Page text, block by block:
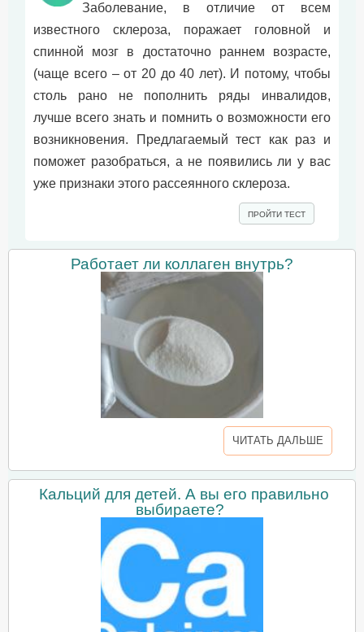
Заболевание, в отличие от всем
известного склероза, поражает головной и
спинной мозг в достаточно раннем возрасте,
(чаще всего – от 20 до 40 лет). И потому, чтобы
столь рано не пополнить ряды инвалидов,
лучше всего знать и помнить о возможности его
возникновения. Предлагаемый тест как раз и
поможет разобраться, а не появились ли у вас
уже признаки этого рассеянного склероза.
ПРОЙТИ ТЕСТ
Работает ли коллаген внутрь?
ЧИТАТЬ ДАЛЬШЕ
Кальций для детей. А вы его правильно
выбираете?